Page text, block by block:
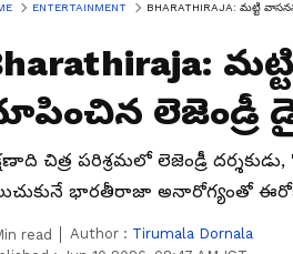
ENTERTAINMENT BHARATHIRAJA: మట్టి
లెజెండ్రీ
చిత్ర పరిశ్రమలో లెజెండ్రీ
భారతీరాజా అనారోగ్యంతో
read Author : Tirumala Dornala